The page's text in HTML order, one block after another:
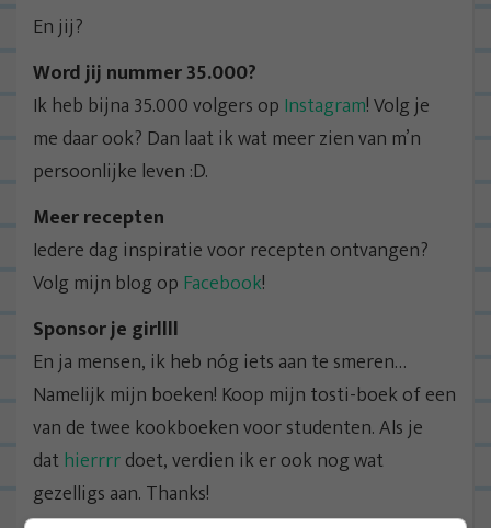
En jij?
Word jij nummer 35.000?
Ik heb bijna 35.000 volgers op Instagram! Volg je
me daar ook? Dan laat ik wat meer zien van m’n
persoonlijke leven :D.
Meer recepten
Iedere dag inspiratie voor recepten ontvangen?
Volg mijn blog op Facebook!
Sponsor je girllll
En ja mensen, ik heb nóg iets aan te smeren…
Namelijk mijn boeken! Koop mijn tosti-boek of een
van de twee kookboeken voor studenten. Als je
dat hierrrrdoet, verdien ik er ook nog wat
gezelligs aan. Thanks!